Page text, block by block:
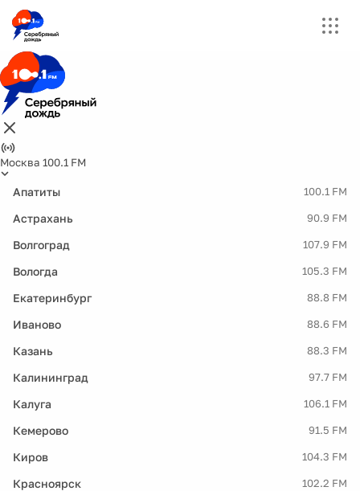
Москва 100.1 FM
Апатиты 100.1 FM
Астрахань 90.9 FM
Волгоград 107.9 FM
Вологда 105.3 FM
Екатеринбург 88.8 FM
Иваново 88.6 FM
Казань 88.3 FM
Калининград 97.7 FM
Калуга 106.1 FM
Кемерово 91.5 FM
Киров 104.3 FM
Красноярск 102.2 FM